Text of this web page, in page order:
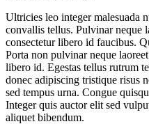
Ultricies leo integer malesuada
convallis tellus. Pulvinar neque
consectetur libero id faucibus.
Porta non pulvinar neque
libero id. Egestas tellus rutrum
donec adipiscing tristique risus
sed tempus urna. Congue
Integer quis auctor elit sed
aliquet bibendum.